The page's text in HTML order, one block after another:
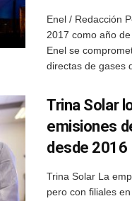
Enel / Redacción
2017 como año
Enel se
directas de gases
Trina Solar
emisiones
desde 2016
Trina Solar La
pero con filiales